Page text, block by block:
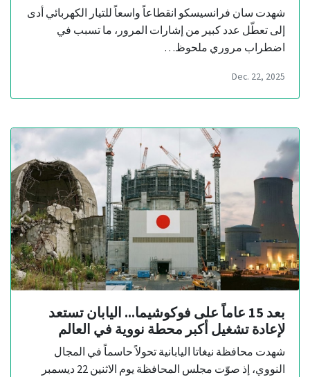
شهدت سان فرانسيسكو انقطاعاً واسعاً للتيار الكهربائي أدى
إلى تعطّل عدد كبير من إشارات المرور، ما تسبب في
اضطراب مروري ملحوظ…
Dec. 22, 2025
بعد 15 عاماً على فوكوشيما... اليابان تستعد
لإعادة تشغيل أكبر محطة نووية في العالم
شهدت محافظة نيغاتا اليابانية تحولاً حاسماً في المجال
النووي، إذ صوّت مجلس المحافظة يوم الاثنين 22 ديسمبر